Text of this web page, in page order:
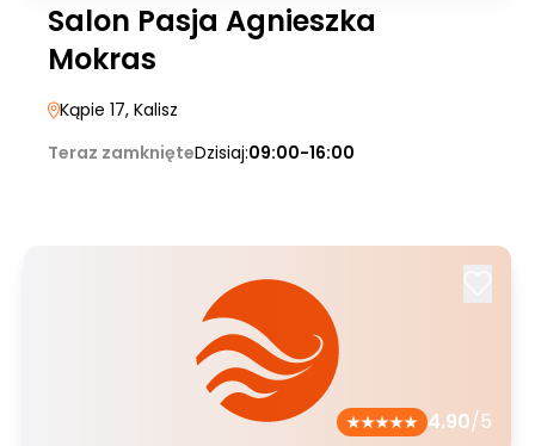
Salon Pasja Agnieszka
Mokras
Kąpie 17, Kalisz
Teraz zamknięteDzisiaj:09:00-16:00
4.90/5